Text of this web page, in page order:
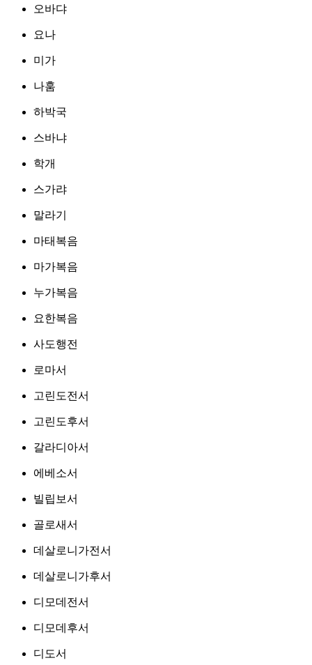
오바댜
요나
미가
나훔
하박국
스바냐
학개
스가랴
말라기
마태복음
마가복음
누가복음
요한복음
사도행전
로마서
고린도전서
고린도후서
갈라디아서
에베소서
빌립보서
골로새서
데살로니가전서
데살로니가후서
디모데전서
디모데후서
디도서